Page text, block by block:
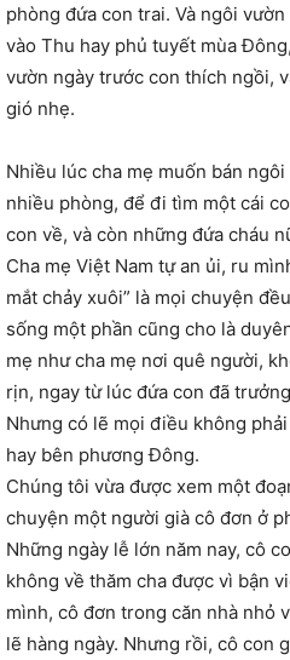
phòng đứa con trai. Và ngôi
vào Thu hay phủ tuyết mùa
vườn ngày trước con thích ngồi,
gió nhẹ.
Nhiều lúc cha mẹ muốn bán
nhiều phòng, để đi tìm một cái
con về, và còn những đứa cháu
Cha mẹ Việt Nam tự an ủi, ru
mắt chảy xuôi” là mọi chuyện
sống một phần cũng cho là
mẹ như cha mẹ nơi quê người,
rịn, ngay từ lúc đứa con đã
Nhưng có lẽ mọi điều không
hay bên phương Đông.
Chúng tôi vừa được xem một
chuyện một người già cô đơn ở
Những ngày lễ lớn năm nay, cô
không về thăm cha được vì bận
mình, cô đơn trong căn nhà nhỏ
lẽ hàng ngày. Nhưng rồi, cô con